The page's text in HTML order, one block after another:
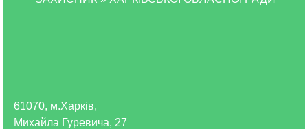
61070, м.Харків,
Михайла Гуревича, 27